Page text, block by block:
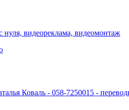
нуля, видеореклама, видеомонтаж
Коваль - 058-7250015 -